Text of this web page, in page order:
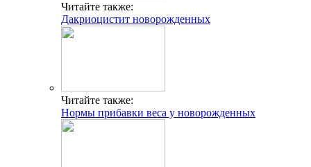
Читайте также:
Дакриоцистит новорожденных
Читайте также:
Нормы прибавки веса у новорожденных